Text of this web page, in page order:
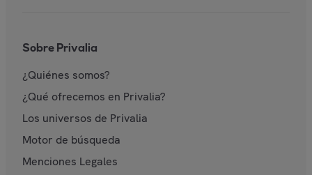
Sobre Privalia
¿Quiénes somos?
¿Qué ofrecemos en Privalia?
Los universos de Privalia
Motor de búsqueda
Menciones Legales